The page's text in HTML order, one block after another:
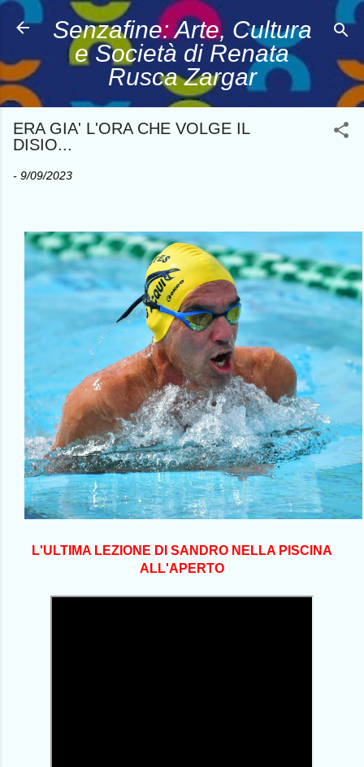
Passa ai contenuti principali
Senzafine: Arte, Cultura
e Società di Renata
Rusca Zargar
ERA GIA' L'ORA CHE VOLGE IL
DISIO...
- 9/09/2023
L'ULTIMA LEZIONE DI SANDRO NELLA PISCINA
ALL'APERTO